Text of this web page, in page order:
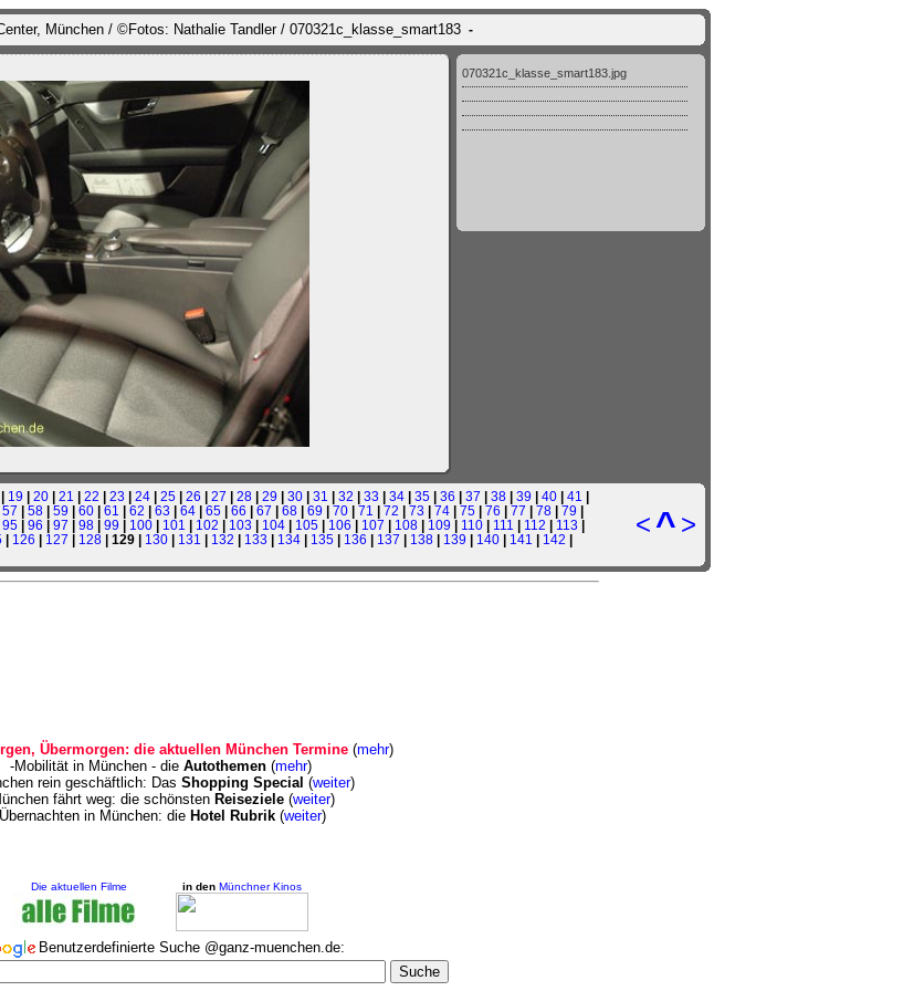
München / ©Fotos: Nathalie Tandler / 070321c_klasse_smart183 -
070321c_klasse_smart183.jpg
| 19 | 20 | 21 | 22 | 23 | 24 | 25 | 26 | 27 | 28 | 29 | 30 | 31 | 32 | 33 | 34 | 35 | 36 | 37 | 38 | 39 | 40 | 41 |
57 | 58 | 59 | 60 | 61 | 62 | 63 | 64 | 65 | 66 | 67 | 68 | 69 | 70 | 71 | 72 | 73 | 74 | 75 | 76 | 77 | 78 | 79 |
95 | 96 | 97 | 98 | 99 | 100 | 101 | 102 | 103 | 104 | 105 | 106 | 107 | 108 | 109 | 110 | 111 | 112 | 113 |
| 126 | 127 | 128 | 129 | 130 | 131 | 132 | 133 | 134 | 135 | 136 | 137 | 138 | 139 | 140 | 141 | 142 |
<^ >
Übermorgen: die aktuellen München Termine (mehr)
-Mobilität in München - die Autothemen(mehr)
rein geschäftlich: Das Shopping Special (weiter)
fährt weg: die schönsten Reiseziele (weiter)
in München: die Hotel Rubrik (weiter)
Die aktuellen Filme in den Münchner Kinos
Benutzerdefinierte Suche @ganz-muenchen.de: